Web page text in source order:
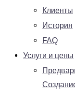
Клиенты
История
FAQ
Услуги и цены